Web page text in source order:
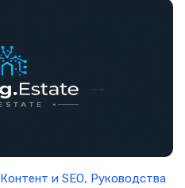
Контент и SEO, Руководства